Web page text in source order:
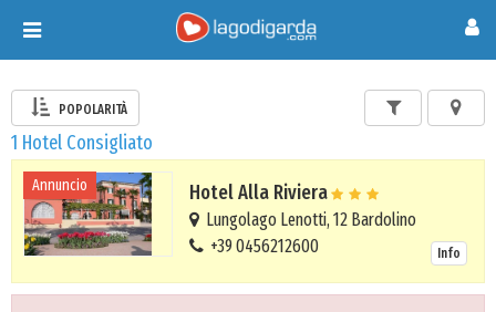
Toggle
navigation
POPOLARITÀ
1 Hotel Consigliato
Annuncio Hotel Alla Riviera
Lungolago Lenotti, 12 Bardolino
+39 0456212600
Info